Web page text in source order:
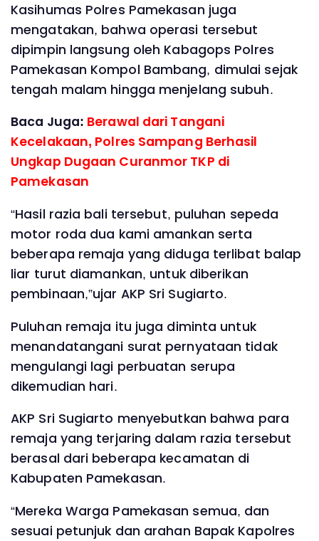
Kasihumas Polres Pamekasan juga
mengatakan, bahwa operasi tersebut
dipimpin langsung oleh Kabagops Polres
Pamekasan Kompol Bambang, dimulai sejak
tengah malam hingga menjelang subuh.
Baca Juga: Berawal dari Tangani
Kecelakaan, Polres Sampang Berhasil
Ungkap Dugaan Curanmor TKP di
Pamekasan
“Hasil razia bali tersebut, puluhan sepeda
motor roda dua kami amankan serta
beberapa remaja yang diduga terlibat balap
liar turut diamankan, untuk diberikan
pembinaan,”ujar AKP Sri Sugiarto.
Puluhan remaja itu juga diminta untuk
menandatangani surat pernyataan tidak
mengulangi lagi perbuatan serupa
dikemudian hari.
AKP Sri Sugiarto menyebutkan bahwa para
remaja yang terjaring dalam razia tersebut
berasal dari beberapa kecamatan di
Kabupaten Pamekasan.
“Mereka Warga Pamekasan semua, dan
sesuai petunjuk dan arahan Bapak Kapolres